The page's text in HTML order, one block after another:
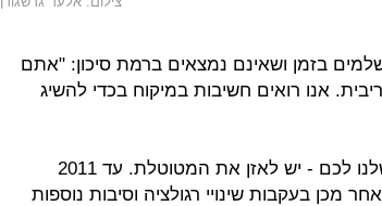
בזמן ושאינם נמצאים ברמת סיכון: "אתם
אנו רואים חשיבות במיקוח בכדי להשיג
בר פנתה לבנקים ואמרה: המסר שלנו לכם - יש לאזן את המטוטלת. עד 2011
מכן בעקבות שינויי רגולציה וסיבות נוספות